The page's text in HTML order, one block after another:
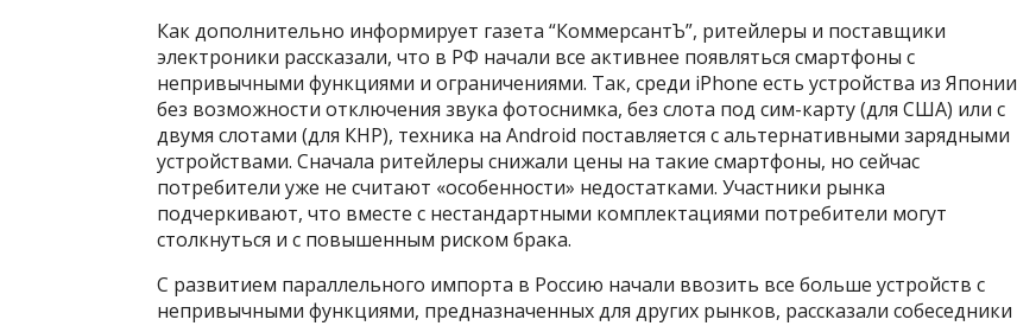
Как дополнительно информирует газета “КоммерсантЪ”, ритейлеры и поставщики
электроники рассказали, что в РФ начали все активнее появляться смартфоны с
непривычными функциями и ограничениями. Так, среди iPhone есть устройства из Японии
без возможности отключения звука фотоснимка, без слота под сим-карту (для США) или с
двумя слотами (для КНР), техника на Android поставляется с альтернативными зарядными
устройствами. Сначала ритейлеры снижали цены на такие смартфоны, но сейчас
потребители уже не считают «особенности» недостатками. Участники рынка
подчеркивают, что вместе с нестандартными комплектациями потребители могут
столкнуться и с повышенным риском брака.
С развитием параллельного импорта в Россию начали ввозить все больше устройств с
непривычными функциями, предназначенных для других рынков, рассказали собеседники